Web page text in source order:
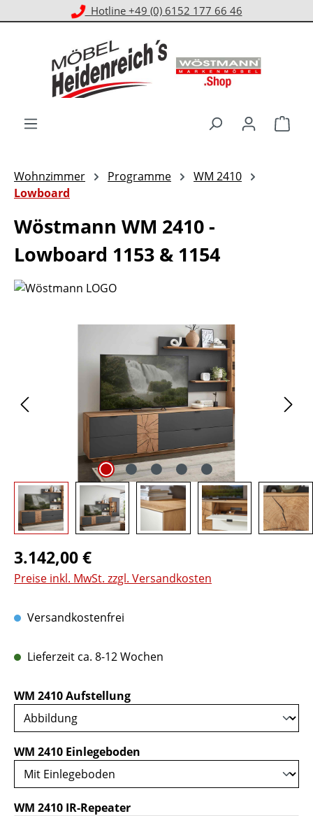
Zum Hauptinhalt springen
Kostenloser Versand ab 1.000 € EKwert**
Wohnzimmer Programme
WM 2410
Lowboard
Wöstmann WM 2410 -
Lowboard 1153 & 1154
Regulärer Preis:
3.142,00 €
Preise inkl. MwSt. zzgl. Versandkosten
Versandkostenfrei
Lieferzeit ca. 8-12 Wochen
WM 2410 Aufstellungauswählen
WM 2410 Einlegeboden
WM 2410 IR-Repeaterauswählen